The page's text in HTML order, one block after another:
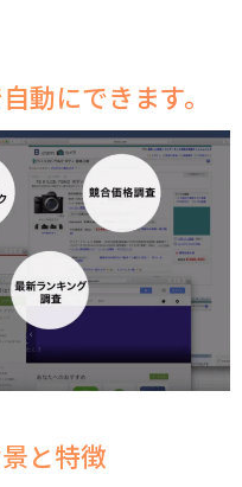
動にできます。
と特徴